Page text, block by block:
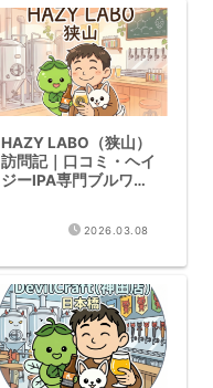
HAZY LABO（狭山）
訪問記｜口コミ・ヘイ
ジーIPA専門ブルワリ
2026.03.08